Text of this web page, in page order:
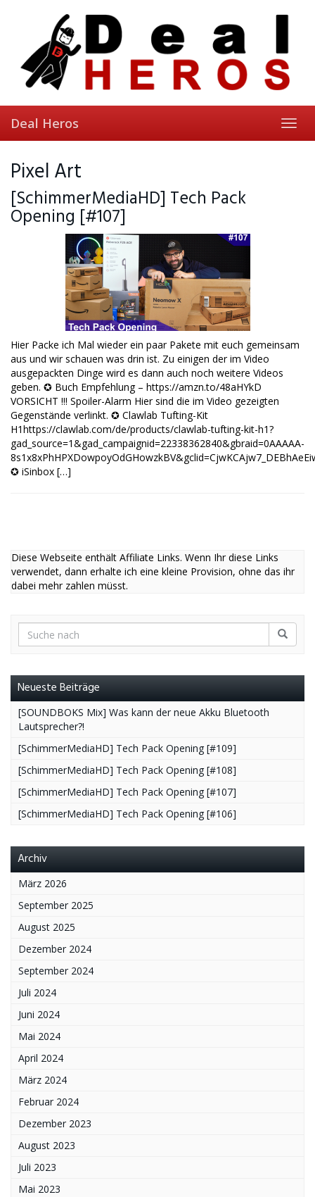
Deal Heros
Pixel Art
[SchimmerMediaHD] Tech Pack
Opening [#107]
Hier Packe ich Mal wieder ein paar Pakete mit euch gemeinsam
aus und wir schauen was drin ist. Zu einigen der im Video
ausgepackten Dinge wird es dann auch noch weitere Videos
geben. ✪ Buch Empfehlung – https://amzn.to/48aHYkD
VORSICHT !!! Spoiler-Alarm Hier sind die im Video gezeigten
Gegenstände verlinkt. ✪ Clawlab Tufting-Kit
H1https://clawlab.com/de/products/clawlab-tufting-kit-h1?
gad_source=1&gad_campaignid=22338362840&gbraid=0AAAAA-
✪ iSinbox […]
Diese Webseite enthält Affiliate Links. Wenn Ihr diese Links
verwendet, dann erhalte ich eine kleine Provision, ohne das ihr
dabei mehr zahlen müsst.
Neueste Beiträge
[SOUNDBOKS Mix] Was kann der neue Akku Bluetooth
Lautsprecher?!
[SchimmerMediaHD] Tech Pack Opening [#109]
[SchimmerMediaHD] Tech Pack Opening [#108]
[SchimmerMediaHD] Tech Pack Opening [#107]
[SchimmerMediaHD] Tech Pack Opening [#106]
Archiv
März 2026
September 2025
August 2025
Dezember 2024
September 2024
Juli 2024
Juni 2024
Mai 2024
April 2024
März 2024
Februar 2024
Dezember 2023
August 2023
Juli 2023
Mai 2023